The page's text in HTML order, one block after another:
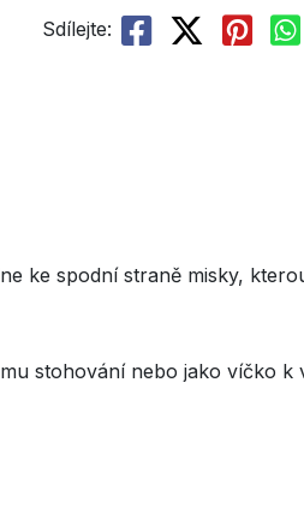
Sdílejte:
ke spodní straně misky,
stohování nebo jako víčko